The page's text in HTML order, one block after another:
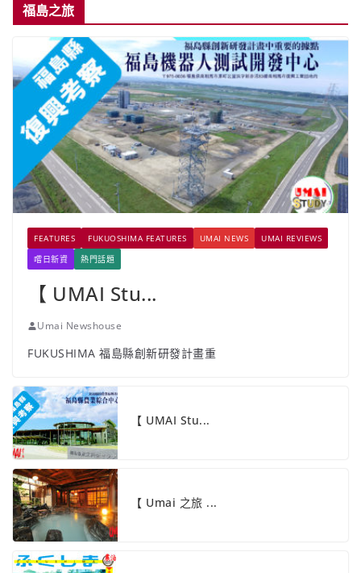
福島之旅
FEATURES FUKUOSHIMA FEATURES UMAI NEWS
UMAI REVIEWS
嚐日新資
熱門話題
【 UMAI Stu...
Umai Newshouse
FUKUSHIMA 福島縣創新研發計畫重
【 UMAI Stu...
【 Umai 之旅 ...